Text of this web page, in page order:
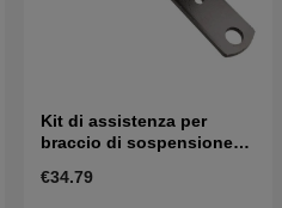
Kit di assistenza per
braccio di sospensione
€34.79